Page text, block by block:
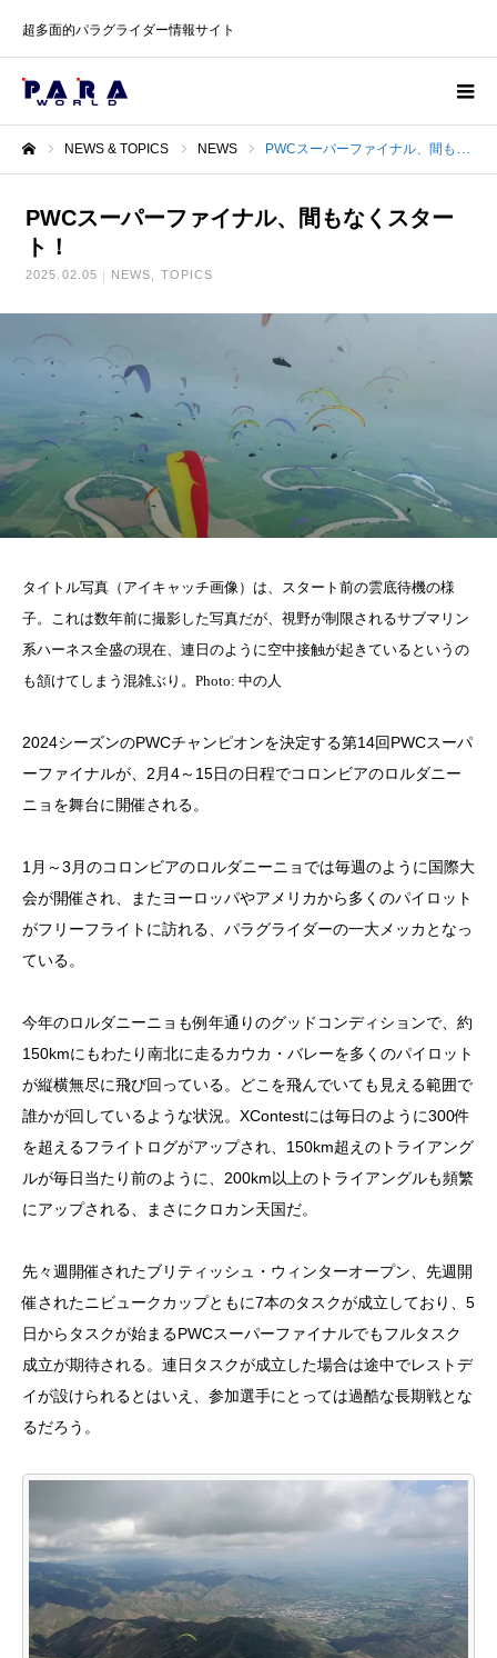
超多面的パラグライダー情報サイト
NEWS & TOPICS NEWS PWCスーパーファイナル、間もなくスタート！
PWCスーパーファイナル、間もなくスター
ト！
2025.02.05 NEWS TOPICS
タイトル写真（アイキャッチ画像）は、スタート前の雲底待機の様
子。これは数年前に撮影した写真だが、視野が制限されるサブマリン
系ハーネス全盛の現在、連日のように空中接触が起きているというの
も頷けてしまう混雑ぶり。Photo: 中の人
2024シーズンのPWCチャンピオンを決定する第14回PWCスーパ
ーファイナルが、2月4～15日の日程でコロンビアのロルダニー
ニョを舞台に開催される。
1月～3月のコロンビアのロルダニーニョでは毎週のように国際大
会が開催され、またヨーロッパやアメリカから多くのパイロット
がフリーフライトに訪れる、パラグライダーの一大メッカとなっ
ている。
今年のロルダニーニョも例年通りのグッドコンディションで、約
150kmにもわたり南北に走るカウカ・バレーを多くのパイロット
が縦横無尽に飛び回っている。どこを飛んでいても見える範囲で
誰かが回しているような状況。XContestには毎日のように300件
を超えるフライトログがアップされ、150km超えのトライアング
ルが毎日当たり前のように、200km以上のトライアングルも頻繁
にアップされる、まさにクロカン天国だ。
先々週開催されたブリティッシュ・ウィンターオープン、先週開
催されたニビュークカップともに7本のタスクが成立しており、5
日からタスクが始まるPWCスーパーファイナルでもフルタスク
成立が期待される。連日タスクが成立した場合は途中でレストデ
イが設けられるとはいえ、参加選手にとっては過酷な長期戦とな
るだろう。